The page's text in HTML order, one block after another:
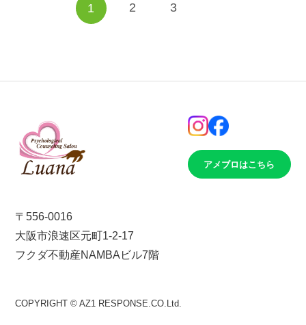
1 2 3
〒556-0016
大阪市浪速区元町1-2-17
フクダ不動産NAMBAビル7階
アメブロはこちら
COPYRIGHT © AZ1 RESPONSE.CO.Ltd.